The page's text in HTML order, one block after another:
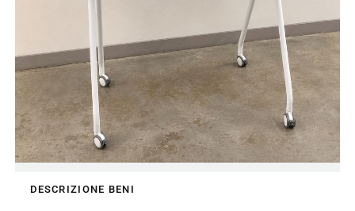
DESCRIZIONE BENI